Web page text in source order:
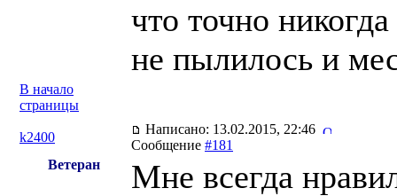
что точно
не пылилось и
В начало
страницы
k2400
Написано: 13.02.2015, 22:46
Сообщение #181
Ветеран
Мне всегда